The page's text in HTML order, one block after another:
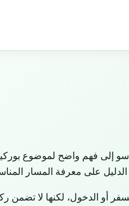
إلى فهم واضح لموضوع
أو الدخول، لكنها لا تضمن